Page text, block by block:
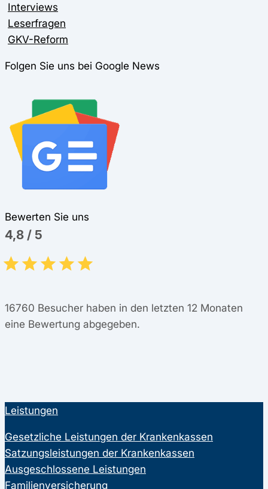
Interviews
Leserfragen
GKV-Reform
Folgen Sie uns bei Google News
Bewerten Sie uns
4,8 / 5
16760 Besucher haben in den letzten 12 Monaten
eine Bewertung abgegeben.
Leistungen
Gesetzliche Leistungen der Krankenkassen
Satzungsleistungen der Krankenkassen
Ausgeschlossene Leistungen
Familienversicherung